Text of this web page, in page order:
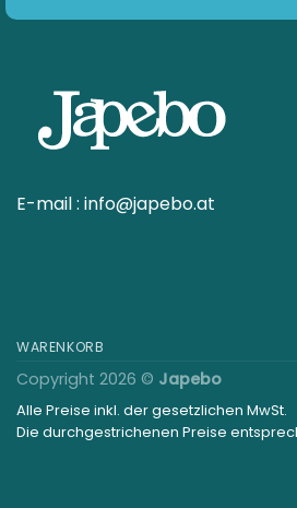
E-mail : info@japebo.at
WARENKORB
Copyright 2026 © Japebo
Alle Preise inkl. der gesetzlichen MwSt.
Die durchgestrichenen Preise